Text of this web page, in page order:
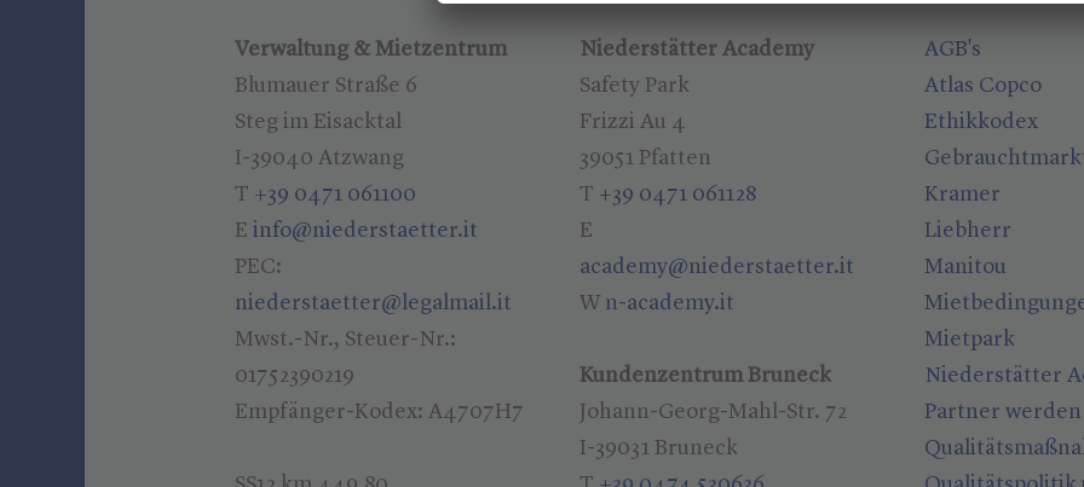
Verwaltung & Mietzentrum
Blumauer Straße 6
Steg im Eisacktal
I-39040 Atzwang
T +39 0471 061100
E info@niederstaetter.it
PEC:
niederstaetter@legalmail.it
Mwst.-Nr., Steuer-Nr.:
01752390219
Empfänger-Kodex: A4707H7
Niederstätter Academy
Safety Park
Frizzi Au 4
39051 Pfatten
T +39 0471 061128
E
academy@niederstaetter.it
W n-academy.it
Kundenzentrum Bruneck
Johann-Georg-Mahl-Str. 72
I-39031 Bruneck
AGB's
Atlas Copco
Ethikkodex
Kramer
Liebherr
Manitou
Mietpark
Niederstätter
Partner werden